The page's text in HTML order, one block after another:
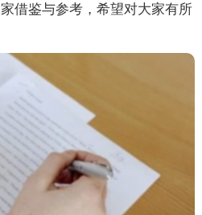
借鉴与参考，希望对大家有所